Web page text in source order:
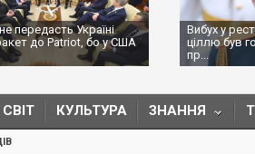
передасть Україні
до Patriot, бо у США
Вибух у
ціллю був
пр...
СВІТ КУЛЬТУРА ЗНАННЯ